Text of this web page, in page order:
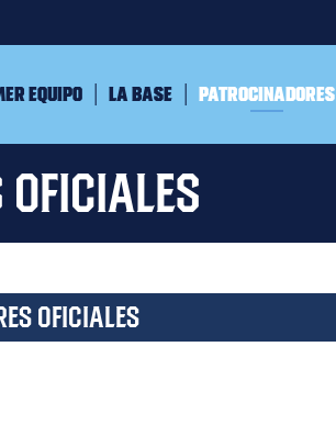
equipo La Base Patrocinadores
oficiales
OFICIALES